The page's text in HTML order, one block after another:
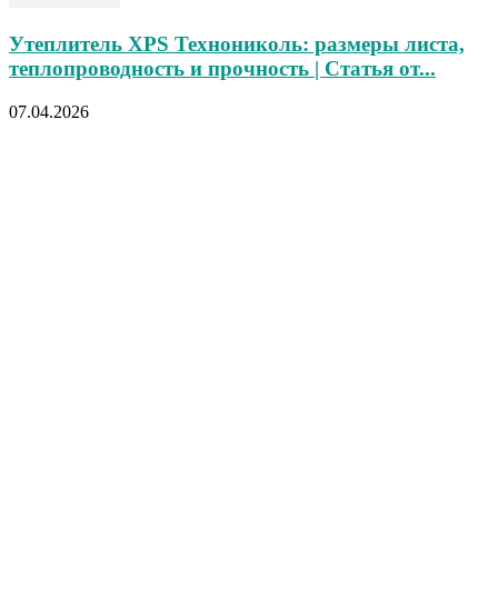
Утеплитель XPS Технониколь: размеры листа,
теплопроводность и прочность | Статья от...
07.04.2026